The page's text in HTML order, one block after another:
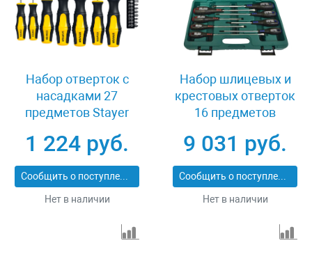
Набор отверток с
насадками 27
предметов Stayer
1 224 руб.
Сообщить о поступлении
Нет в наличии
Набор шлицевых и
крестовых отверток
16 предметов
D04PP16S
9 031 руб.
Сообщить о поступлении
Нет в наличии